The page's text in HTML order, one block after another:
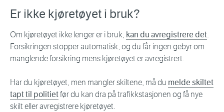
Er ikke kjøretøyet i bruk?
Om kjøretøyet ikke lenger er i bruk, kan du avregistrere det.
Forsikringen stopper automatisk, og du får ingen gebyr om
manglende forsikring mens kjøretøyet er avregistrert.
Har du kjøretøyet, men mangler skiltene, må du melde skiltet
tapt til politietfør du kan dra på trafikkstasjonen og få nye
skilt eller avregistrere kjøretøyet.